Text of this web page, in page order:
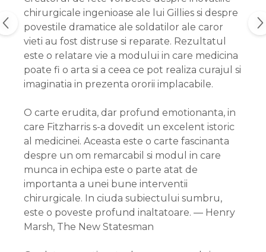
chirurgicale ingenioase ale lui Gillies si despre
povestile dramatice ale soldatilor ale caror
vieti au fost distruse si reparate. Rezultatul
este o relatare vie a modului in care medicina
poate fi o arta si a ceea ce pot realiza curajul si
imaginatia in prezenta ororii implacabile.
O carte erudita, dar profund emotionanta, in
care Fitzharris s-a dovedit un excelent istoric
al medicinei. Aceasta este o carte fascinanta
despre un om remarcabil si modul in care
munca in echipa este o parte atat de
importanta a unei bune interventii
chirurgicale. In ciuda subiectului sumbru,
este o poveste profund inaltatoare. — Henry
Marsh, The New Statesman